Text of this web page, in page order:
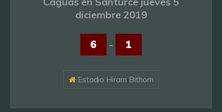
diciembre 2019
6 - 1
Estadio Hiram Bithorn